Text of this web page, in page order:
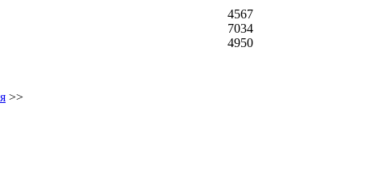
4567
7034
4950
>>